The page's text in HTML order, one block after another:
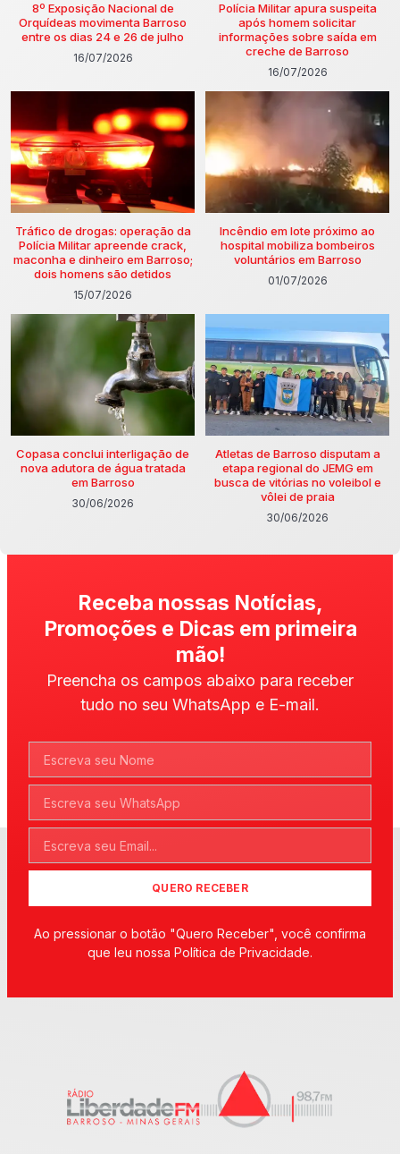
8º Exposição Nacional de
Orquídeas movimenta Barroso
entre os dias 24 e 26 de julho
16/07/2026
Polícia Militar apura suspeita
após homem solicitar
informações sobre saída em
creche de Barroso
16/07/2026
Tráfico de drogas: operação da
Polícia Militar apreende crack,
maconha e dinheiro em Barroso;
dois homens são detidos
15/07/2026
Incêndio em lote próximo ao
hospital mobiliza bombeiros
voluntários em Barroso
01/07/2026
Copasa conclui interligação de
nova adutora de água tratada
em Barroso
30/06/2026
Atletas de Barroso disputam a
etapa regional do JEMG em
busca de vitórias no voleibol e
vôlei de praia
30/06/2026
Receba nossas Notícias,
Promoções e Dicas em primeira
mão!
Preencha os campos abaixo para receber
tudo no seu WhatsApp e E-mail.
QUERO RECEBER
Ao pressionar o botão "Quero Receber", você confirma
que leu nossa Política de Privacidade.